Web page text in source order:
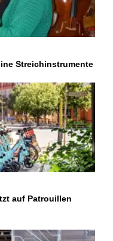
Streichinstrumente
auf Patrouillen